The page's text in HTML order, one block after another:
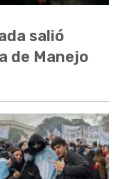
salió
de Manejo